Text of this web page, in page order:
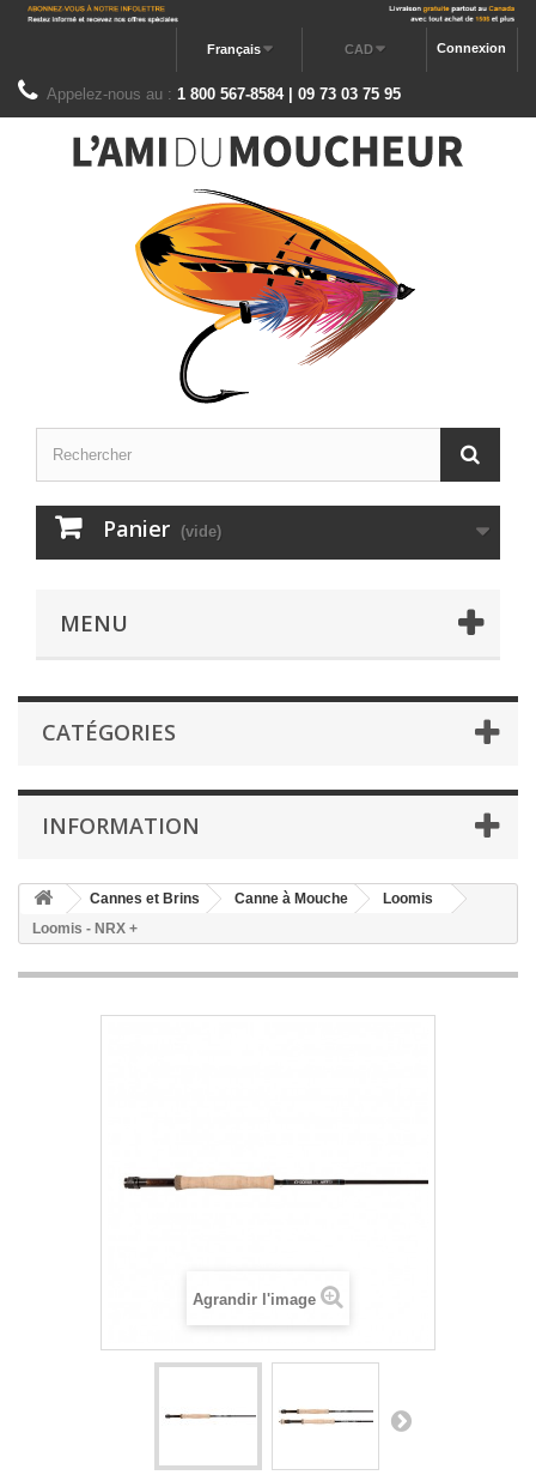
Connexion
CAD
Français
Appelez-nous au : 1 800 567-8584 | 09 73 03 75 95
Panier (vide)
MENU
CATÉGORIES
INFORMATION
Cannes et Brins Canne à Mouche
Loomis
Loomis - NRX +
Agrandir l'image